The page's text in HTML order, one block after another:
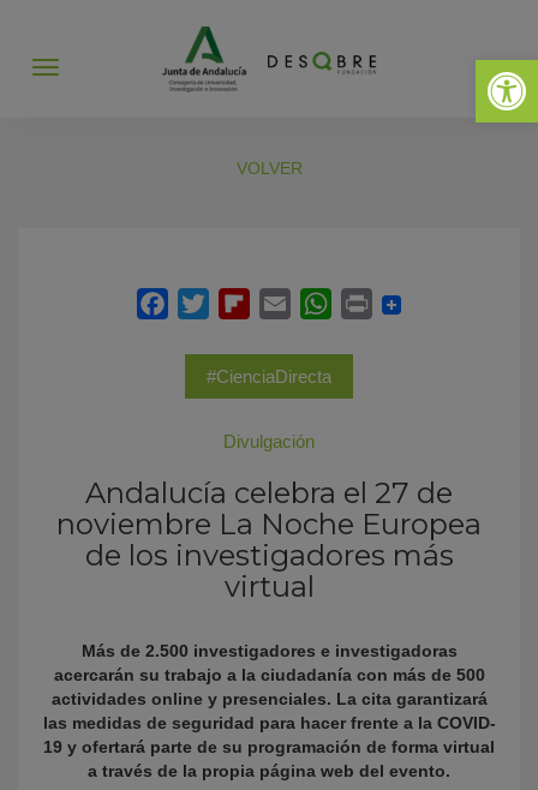
Abrir
Abrir
VOLVER
#CienciaDirecta
Divulgación
Andalucía celebra el 27 de
noviembre La Noche Europea
de los investigadores más
virtual
Más de 2.500 investigadores e investigadoras
acercarán su trabajo a la ciudadanía con más de 500
actividades online y presenciales. La cita garantizará
las medidas de seguridad para hacer frente a la COVID-
19 y ofertará parte de su programación de forma virtual
a través de la propia página web del evento.